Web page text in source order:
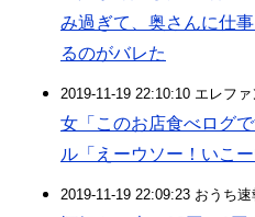
み過ぎて、奥さんに仕
るのがバレた
2019-11-19 22:10:10 エレフ
女「このお店食べログ
ル「えーウソー！いこー
2019-11-19 22:09:23 おうち速